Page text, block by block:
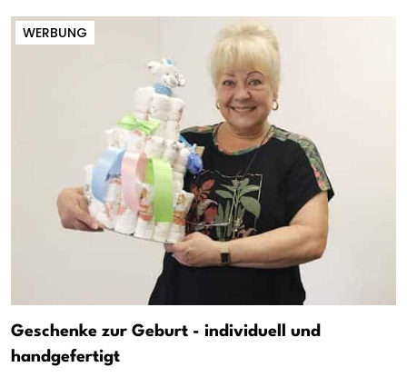
WERBUNG
Geschenke zur Geburt - individuell und
handgefertigt